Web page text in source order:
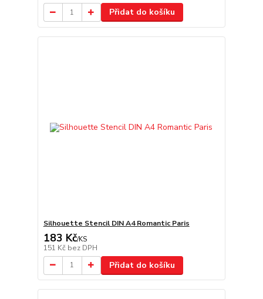
Přidat do košíku
Silhouette Stencil DIN A4 Romantic Paris
183 Kč/KS
151 Kč bez DPH
Přidat do košíku